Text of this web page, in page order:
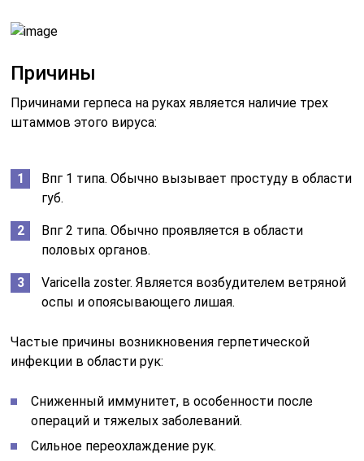
Причины
Причинами герпеса на руках является наличие трех
штаммов этого вируса:
Впг 1 типа. Обычно вызывает простуду в области
губ.
Впг 2 типа. Обычно проявляется в области
половых органов.
Varicella zoster. Является возбудителем ветряной
оспы и опоясывающего лишая.
Частые причины возникновения герпетической
инфекции в области рук:
Сниженный иммунитет, в особенности после
операций и тяжелых заболеваний.
Сильное переохлаждение рук.